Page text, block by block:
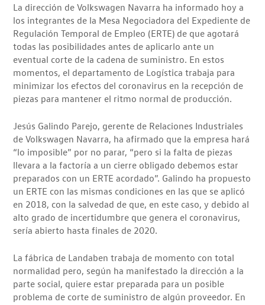
La dirección de Volkswagen Navarra ha informado hoy a
los integrantes de la Mesa Negociadora del Expediente de
Regulación Temporal de Empleo (ERTE) de que agotará
todas las posibilidades antes de aplicarlo ante un
eventual corte de la cadena de suministro. En estos
momentos, el departamento de Logística trabaja para
minimizar los efectos del coronavirus en la recepción de
piezas para mantener el ritmo normal de producción.
Jesús Galindo Parejo, gerente de Relaciones Industriales
de Volkswagen Navarra, ha afirmado que la empresa hará
“lo imposible” por no parar, “pero si la falta de piezas
llevara a la factoría a un cierre obligado debemos estar
preparados con un ERTE acordado”. Galindo ha propuesto
un ERTE con las mismas condiciones en las que se aplicó
en 2018, con la salvedad de que, en este caso, y debido al
alto grado de incertidumbre que genera el coronavirus,
sería abierto hasta finales de 2020.
La fábrica de Landaben trabaja de momento con total
normalidad pero, según ha manifestado la dirección a la
parte social, quiere estar preparada para un posible
problema de corte de suministro de algún proveedor. En